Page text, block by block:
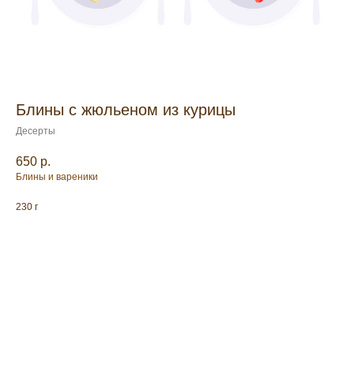
Блины с жюльеном из курицы
Десерты
650 р.
Блины и вареники
230 г